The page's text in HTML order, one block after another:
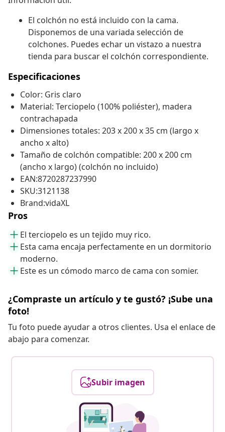
El colchón no está incluido con la cama.
Disponemos de una variada selección de
colchones. Puedes echar un vistazo a nuestra
tienda para buscar el colchón correspondiente.
Especificaciones
Color: Gris claro
Material: Terciopelo (100% poliéster), madera
contrachapada
Dimensiones totales: 203 x 200 x 35 cm (largo x
ancho x alto)
Tamaño de colchón compatible: 200 x 200 cm
(ancho x largo) (colchón no incluido)
EAN:8720287237990
SKU:3121138
Brand:vidaXL
Pros
El terciopelo es un tejido muy rico.
Esta cama encaja perfectamente en un dormitorio
moderno.
Este es un cómodo marco de cama con somier.
¿Compraste un artículo y te gustó? ¡Sube una
foto!
Tu foto puede ayudar a otros clientes. Usa el enlace de
abajo para comenzar.
Subir imagen